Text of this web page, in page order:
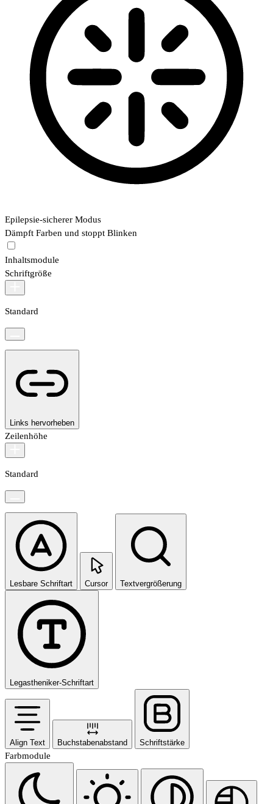
Epilepsie-sicherer Modus
Dämpft Farben und stoppt Blinken
Inhaltsmodule
Schriftgröße
Standard
Links hervorheben
Zeilenhöhe
Standard
Lesbare Schriftart Cursor Textvergrößerung
Legastheniker-Schriftart
Align Text Buchstabenabstand Schriftstärke
Farbmodule